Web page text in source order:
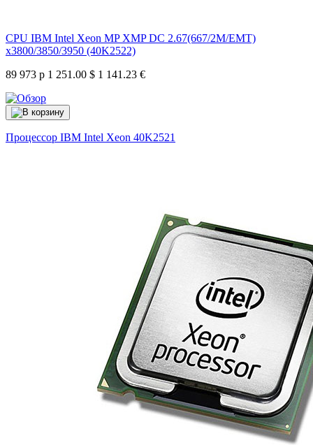
CPU IBM Intel Xeon MP XMP DC 2.67(667/2M/EMT)
x3800/3850/3950 (40K2522)
89 973 р 1 251.00 $ 1 141.23 €
Процессор IBM Intel Xeon 40K2521